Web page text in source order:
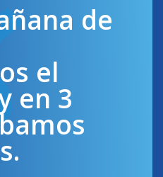
de
el
en 3